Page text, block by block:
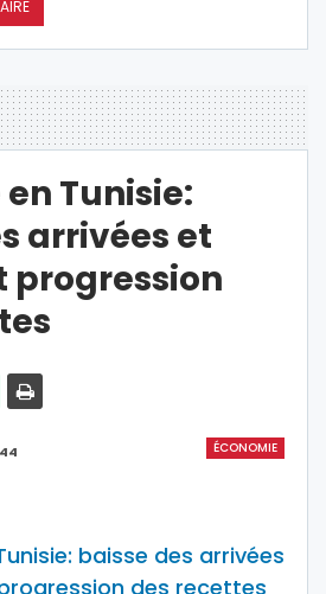
Tunisie:
arrivées et
progression
ÉCONOMIE